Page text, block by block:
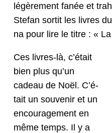
légère­ment fanée et
Ste­fan sor­tit les livres
na pour lire le titre : «
Ces livres-là, c’é­tait
bien plus qu’un
cadeau de Noël. C’é­
tait un sou­venir et un
encour­age­ment en
même temps. Il y a